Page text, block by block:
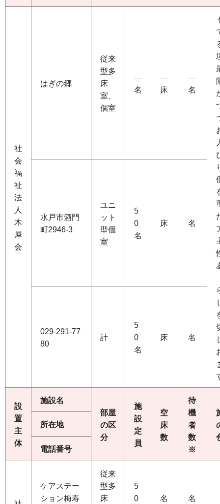
社
会
福
祉
法
人
木
犀
会
はぎの郷
従来
型多
床
室、
個室
―
名
―
床
―
名
水戸市酒門
町2946-3
ユニ
ット
型個
室
5
0
名
床 名
029-291-77
80
計
5
0
名
床 名
設
置
主
体
施設名
部屋
の区
分
施
設
定
員
空
床
数
待
機
者
数
※
所在地
電話番号
ケアステー
ション梅寿
従来
型多
床
5
0
名 名